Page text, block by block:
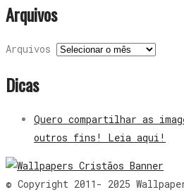
Arquivos
Arquivos
Dicas
Quero compartilhar as
outros fins! Leia aqui!
© Copyright 2011- 2025